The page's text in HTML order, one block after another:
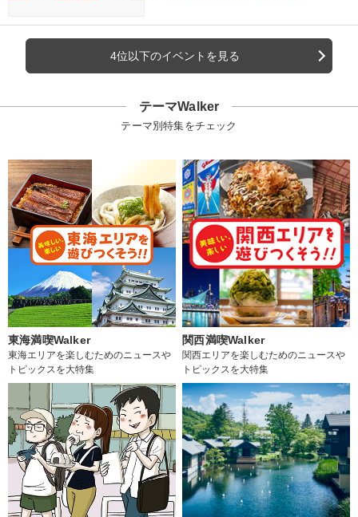
4位以下のイベントを見る
テーマWalker
テーマ別特集をチェック
東海満喫Walker
東海エリアを楽しむためのニュースや
トピックスを大特集
関西満喫Walker
関西エリアを楽しむためのニュースや
トピックスを大特集